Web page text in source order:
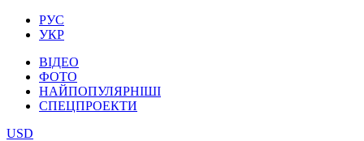
РУС
УКР
ВІДЕО
ФОТО
НАЙПОПУЛЯРНІШІ
СПЕЦПРОЕКТИ
USD